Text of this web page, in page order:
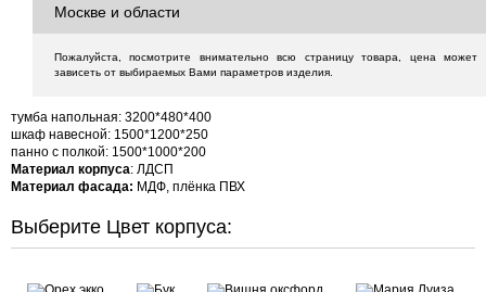
Москве и области
Пожалуйста, посмотрите внимательно всю страницу товара, цена может
зависеть от выбираемых Вами параметров изделия.
тумба напольная: 3200*480*400
шкаф навесной: 1500*1200*250
панно с полкой: 1500*1000*200
Материал корпуса: ЛДСП
Материал фасада: МДФ, плёнка ПВХ
Выберите Цвет корпуса: